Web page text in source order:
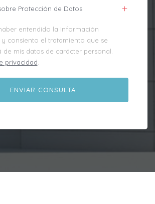
Protección de Datos
entendido la información
consiento el tratamiento que se
de mis datos de carácter personal.
privacidad.